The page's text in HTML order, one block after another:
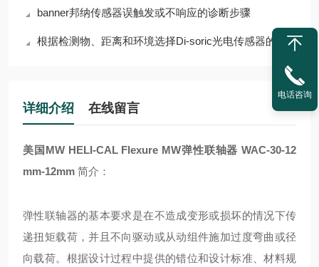
banner邦纳传感器误触发或不响应的诊断步骤
根据检测物、距离和环境选择Di-soric光电传感器的指南
详细介绍 在线留言
美国MW HELI-CAL Flexure MW弹性联轴器 WAC-30-12
mm-12mm 简介：
弹性联轴器的基本要求是在不造成变形或损坏的情况下传
递扭矩载荷，并且不向驱动或从动组件施加过度弯曲或径
向载荷。根据设计过程中提供的错位和设计标准、材料规
电话咨询